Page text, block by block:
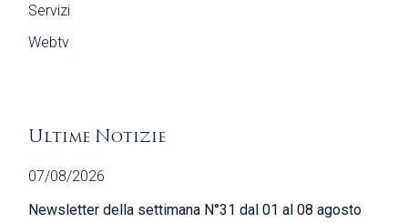
Servizi
Webtv
Ultime Notizie
07/08/2026
Newsletter della settimana N°31 dal 01 al 08 agosto